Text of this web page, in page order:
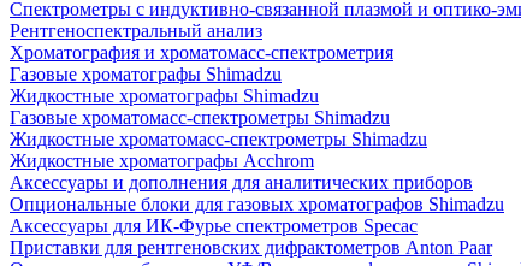
Спектрометры с индуктивно-связанной плазмой и оптико-
Рентгеноспектральный анализ
Хроматография и хроматомасс-спектрометрия
Газовые хроматографы Shimadzu
Жидкостные хроматографы Shimadzu
Газовые хроматомасс-спектрометры Shimadzu
Жидкостные хроматомасс-спектрометры Shimadzu
Жидкостные хроматографы Acchrom
Аксессуары и дополнения для аналитических приборов
Опциональные блоки для газовых хроматографов Shimadzu
Аксессуары для ИК-Фурье спектрометров Specac
Приставки для рентгеновских дифрактометров Anton Paar